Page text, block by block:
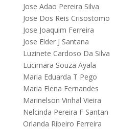
Jose Adao Pereira Silva
Jose Dos Reis Crisostomo
Jose Joaquim Ferreira
Jose Elder J Santana
Luzinete Cardoso Da Silva
Lucimara Souza Ayala
Maria Eduarda T Pego
Maria Elena Fernandes
Marinelson Vinhal Vieira
Nelcinda Pereira F Santan
Orlanda Ribeiro Ferreira